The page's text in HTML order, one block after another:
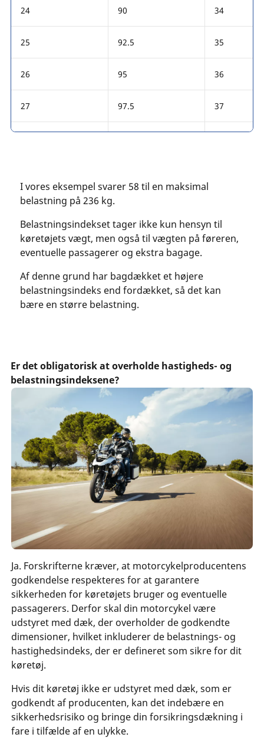
24 90 34
25 92.5 35
26 95 36
27 97.5 37
I vores eksempel svarer 58 til en maksimal
belastning på 236 kg.
Belastningsindekset tager ikke kun hensyn til
køretøjets vægt, men også til vægten på føreren,
eventuelle passagerer og ekstra bagage.
Af denne grund har bagdækket et højere
belastningsindeks end fordækket, så det kan
bære en større belastning.
Er det obligatorisk at overholde hastigheds- og
belastningsindeksene?
Ja. Forskrifterne kræver, at motorcykelproducentens
godkendelse respekteres for at garantere
sikkerheden for køretøjets bruger og eventuelle
passagerers. Derfor skal din motorcykel være
udstyret med dæk, der overholder de godkendte
dimensioner, hvilket inkluderer de belastnings- og
hastighedsindeks, der er defineret som sikre for dit
køretøj.
Hvis dit køretøj ikke er udstyret med dæk, som er
godkendt af producenten, kan det indebære en
sikkerhedsrisiko og bringe din forsikringsdækning i
fare i tilfælde af en ulykke.